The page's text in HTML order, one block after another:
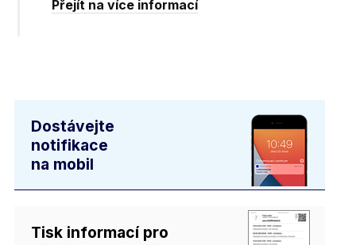
Přejít na více informací
Dostávejte
notifikace
na mobil
Tisk informací pro